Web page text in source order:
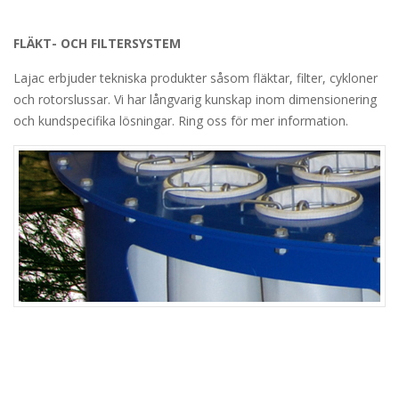
FLÄKT- OCH FILTERSYSTEM
Lajac erbjuder tekniska produkter såsom fläktar, filter, cykloner
och rotorslussar. Vi har långvarig kunskap inom dimensionering
och kundspecifika lösningar. Ring oss för mer information.